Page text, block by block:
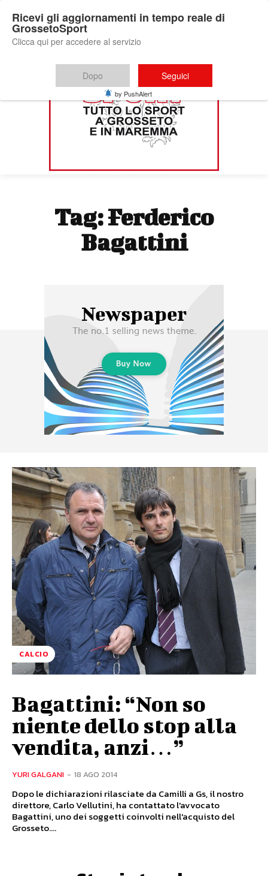
Tag:Ferderico
Bagattini
CALCIO
Bagattini: “Non so
niente dello stop alla
vendita, anzi…”
YURI GALGANI - 18 AGO 2014
Dopo le dichiarazioni rilasciate da Camilli a Gs, il nostro
direttore, Carlo Vellutini, ha contattato l'avvocato
Bagattini, uno dei soggetti coinvolti nell'acquisto del
Grosseto....
Ricevi gli aggiornamenti in tempo reale di
GrossetoSport
Clicca qui per accedere al servizio
Dopo Seguici
by PushAlert